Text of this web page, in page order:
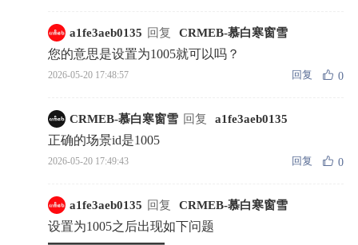
a1fe3aeb0135 回复 CRMEB-慕白寒窗雪
您的意思是设置为1005就可以吗？
2026-05-20 17:48:57 回复 0
CRMEB-慕白寒窗雪 回复 a1fe3aeb0135
正确的场景id是1005
2026-05-20 17:49:43 回复 0
a1fe3aeb0135 回复 CRMEB-慕白寒窗雪
设置为1005之后出现如下问题